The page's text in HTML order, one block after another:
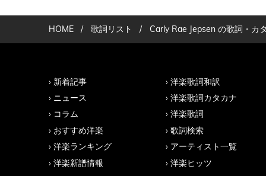
HOME / 歌詞リスト / Carly Rae Jepsen の歌詞・カ
新着記事
ニュース
コラム
おすすめ洋楽
洋楽ランキング
洋楽新譜情報
洋楽歌詞和訳
洋楽歌詞カタカナ
洋楽歌詞
歌詞検索
アーティスト一覧
洋楽ヒッツ